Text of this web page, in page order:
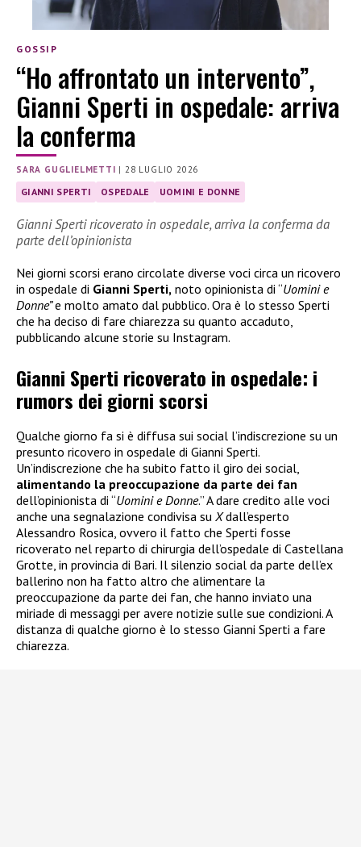
GOSSIP
“Ho affrontato un intervento”,
Gianni Sperti in ospedale: arriva
la conferma
SARA GUGLIELMETTI | 28 LUGLIO 2026
GIANNI SPERTI OSPEDALE UOMINI E DONNE
Gianni Sperti ricoverato in ospedale, arriva la conferma da
parte dell’opinionista
Nei giorni scorsi erano circolate diverse voci circa un ricovero
in ospedale di Gianni Sperti, noto opinionista di “Uomini e
Donne”e molto amato dal pubblico. Ora è lo stesso Sperti
che ha deciso di fare chiarezza su quanto accaduto,
pubblicando alcune storie su Instagram.
Gianni Sperti ricoverato in ospedale: i
rumors dei giorni scorsi
Qualche giorno fa si è diffusa sui social l’indiscrezione su un
presunto ricovero in ospedale di Gianni Sperti.
Un’indiscrezione che ha subito fatto il giro dei social,
alimentando la preoccupazione da parte dei fan
dell’opinionista di “Uomini e Donne.” A dare credito alle voci
anche una segnalazione condivisa su Xdall’esperto
Alessandro Rosica, ovvero il fatto che Sperti fosse
ricoverato nel reparto di chirurgia dell’ospedale di Castellana
Grotte, in provincia di Bari. Il silenzio social da parte dell’ex
ballerino non ha fatto altro che alimentare la
preoccupazione da parte dei fan, che hanno inviato una
miriade di messaggi per avere notizie sulle sue condizioni. A
distanza di qualche giorno è lo stesso Gianni Sperti a fare
chiarezza.